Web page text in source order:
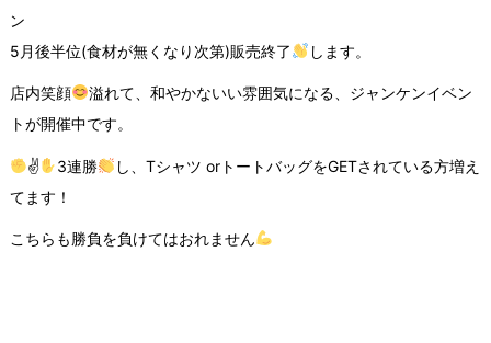
ン
5月後半位(食材が無くなり次第)販売終了
します。
店内笑顔
溢れて、和やかないい雰囲気になる、ジャンケンイベン
トが開催中です。
✌ 3連勝
し、Tシャツ orトートバッグをGETされている方増え
てます！
こちらも勝負を負けてはおれません